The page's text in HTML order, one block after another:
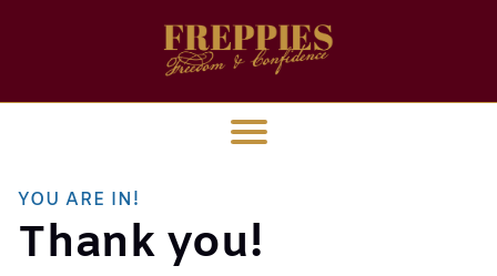
YOU ARE IN!
Thank you!